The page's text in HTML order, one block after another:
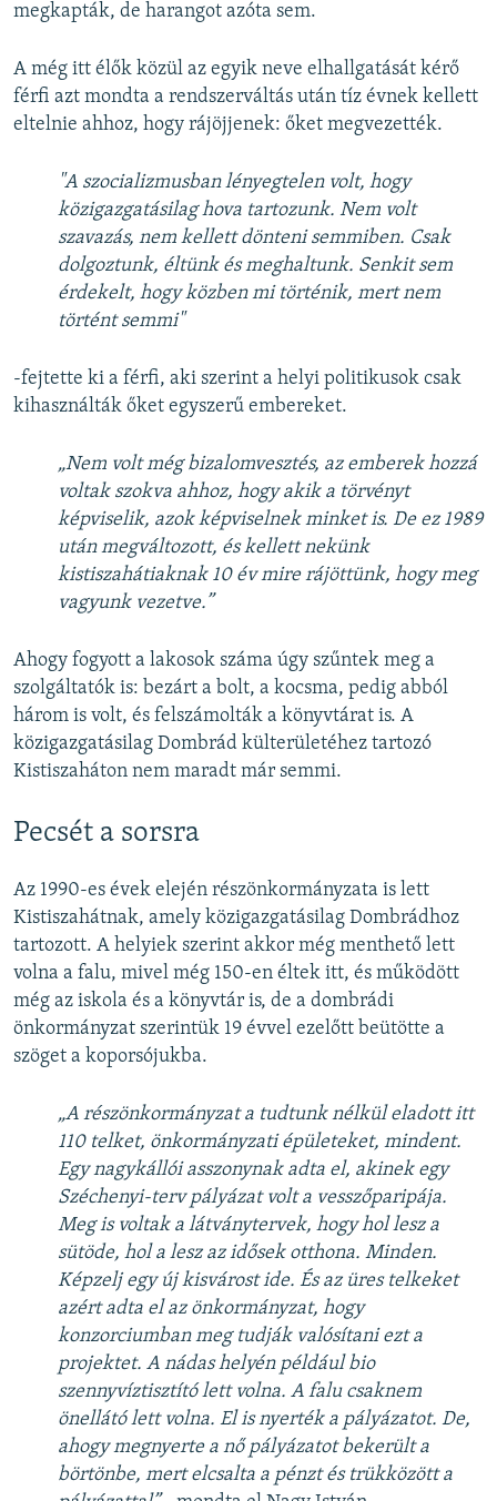
megkapták, de harangot azóta sem.
A még itt élők közül az egyik neve elhallgatását kérő
férfi azt mondta a rendszerváltás után tíz évnek kellett
eltelnie ahhoz, hogy rájöjjenek: őket megvezették.
"A szocializmusban lényegtelen volt, hogy
közigazgatásilag hova tartozunk. Nem volt
szavazás, nem kellett dönteni semmiben. Csak
dolgoztunk, éltünk és meghaltunk. Senkit sem
érdekelt, hogy közben mi történik, mert nem
történt semmi"
-fejtette ki a férfi, aki szerint a helyi politikusok csak
kihasználták őket egyszerű embereket.
„Nem volt még bizalomvesztés, az emberek hozzá
voltak szokva ahhoz, hogy akik a törvényt
képviselik, azok képviselnek minket is. De ez 1989
után megváltozott, és kellett nekünk
kistiszahátiaknak 10 év mire rájöttünk, hogy meg
vagyunk vezetve.”
Ahogy fogyott a lakosok száma úgy szűntek meg a
szolgáltatók is: bezárt a bolt, a kocsma, pedig abból
három is volt, és felszámolták a könyvtárat is. A
közigazgatásilag Dombrád külterületéhez tartozó
Kistiszaháton nem maradt már semmi.
Pecsét a sorsra
Az 1990-es évek elején részönkormányzata is lett
Kistiszahátnak, amely közigazgatásilag Dombrádhoz
tartozott. A helyiek szerint akkor még menthető lett
volna a falu, mivel még 150-en éltek itt, és működött
még az iskola és a könyvtár is, de a dombrádi
önkormányzat szerintük 19 évvel ezelőtt beütötte a
szöget a koporsójukba.
„A részönkormányzat a tudtunk nélkül eladott itt
110 telket, önkormányzati épületeket, mindent.
Egy nagykállói asszonynak adta el, akinek egy
Széchenyi-terv pályázat volt a vesszőparipája.
Meg is voltak a látványtervek, hogy hol lesz a
sütöde, hol a lesz az idősek otthona. Minden.
Képzelj egy új kisvárost ide. És az üres telkeket
azért adta el az önkormányzat, hogy
konzorciumban meg tudják valósítani ezt a
projektet. A nádas helyén például bio
szennyvíztisztító lett volna. A falu csaknem
önellátó lett volna. El is nyerték a pályázatot. De,
ahogy megnyerte a nő pályázatot bekerült a
börtönbe, mert elcsalta a pénzt és trükközött a